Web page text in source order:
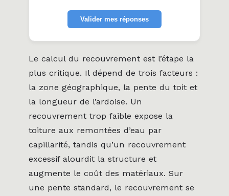
Valider mes réponses
Le calcul du recouvrement est l’étape la
plus critique. Il dépend de trois facteurs :
la zone géographique, la pente du toit et
la longueur de l’ardoise. Un
recouvrement trop faible expose la
toiture aux remontées d’eau par
capillarité, tandis qu’un recouvrement
excessif alourdit la structure et
augmente le coût des matériaux. Sur
une pente standard, le recouvrement se